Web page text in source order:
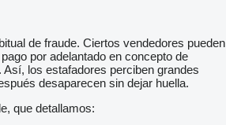
de fraude. Ciertos vendedores pueden
por adelantado en concepto de
los estafadores perciben grandes
desaparecen sin dejar huella.
que detallamos: